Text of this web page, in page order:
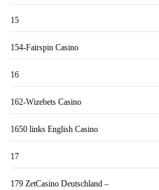
15
154-Fairspin Casino
16
162-Wizebets Casino
1650 links English Casino
17
179 ZetCasino Deutschland –